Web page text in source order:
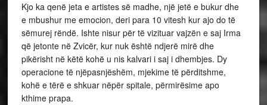
Kjo ka qenë jeta e artistes së madhe, një jetë e bukur dhe
e mbushur me emocion, deri para 10 vitesh kur ajo do të
sëmurej rëndë. Ishte nisur për të vizituar vajzën e saj Irma
që jetonte në Zvicër, kur nuk është ndjerë mirë dhe
pikërisht në këtë kohë u nis kalvari i saj i dhembjes. Dy
operacione të njëpasnjëshëm, mjekime të përditshme,
kohë e tërë e shkuar nëpër spitale, përmirësime apo
kthime prapa.